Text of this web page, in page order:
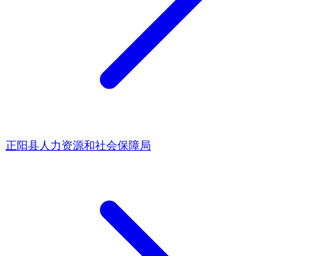
正阳县人力资源和社会保障局